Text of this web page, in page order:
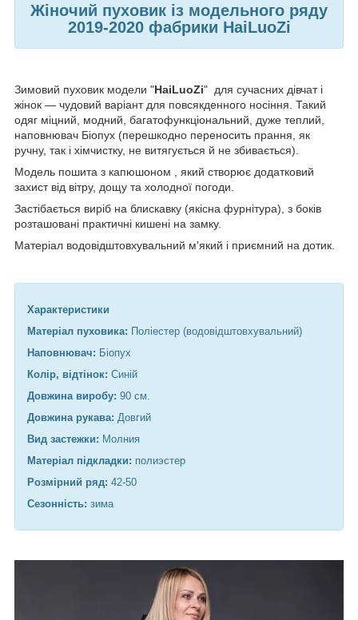
Жіночий пуховик із модельного ряду
2019-2020 фабрики HaiLuoZi
Зимовий пуховик модели "HaiLuoZi" для сучасних дівчат і
жінок — чудовий варіант для повсякденного носіння. Такий
одяг міцний, модний, багатофункціональний, дуже теплий,
наповнювач Біопух (перешкодно переносить прання, як
ручну, так і хімчистку, не витягується й не збивається).
Модель пошита з капюшоном , який створює додатковий
захист від вітру, дощу та холодної погоди.
Застібається виріб на блискавку (якісна фурнітура), з боків
розташовані практичні кишені на замку.
Матеріал водовідштовхувальний м'який і приємний на дотик.
Характеристики
Матеріал пуховика: Поліестер (водовідштовхувальний)
Наповнювач: Біопух
Колір, відтінок: Синій
Довжина виробу: 90 см.
Довжина рукава: Довгий
Вид застежки: Молния
Матеріал підкладки: полиэстер
Розмірний ряд: 42-50
Сезонність: зима